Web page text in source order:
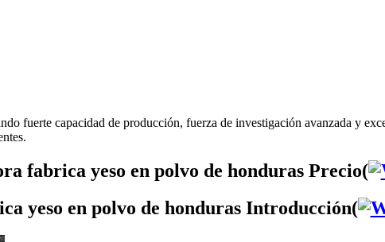
fuerte capacidad de producción, fuerza de investigación avanzada y
fabrica yeso en polvo de honduras Precio(
yeso en polvo de honduras Introducción(